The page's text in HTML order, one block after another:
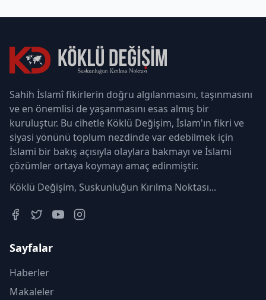
Sahih İslamî fikirlerin doğru algılanmasını, taşınmasını
ve en önemlisi de yaşanmasını esas almış bir
kuruluştur. Bu cihetle Köklü Değişim, İslam'ın fikri ve
siyasi yönünü toplum nezdinde var edebilmek için
İslami bir bakış açısıyla olaylara bakmayı ve İslami
çözümler ortaya koymayı amaç edinmiştir.
Köklü Değişim, Suskunluğun Kırılma Noktası...
Sayfalar
Haberler
Makaleler